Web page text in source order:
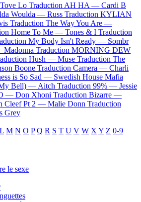
Tove Lo Traduction AH HA — Cardi B
Woulda — Russ Traduction KYLIAN
Traduction The Way You Are —
Home To Me — Tones & I Traduction
My Body Isn't Ready — Sombr
Madonna Traduction MORNING DEW
Hush — Muse Traduction The
Boone Traduction Camera — Charli
is So Sad — Swedish House Mafia
Bell) — Aitch Traduction 99% — Jessie
— Don Xhoni Traduction Bizarre —
Cleef Pt 2 — Malie Donn Traduction
Grey
L M N O P Q R S T U V W X Y Z 0-9
le sexe